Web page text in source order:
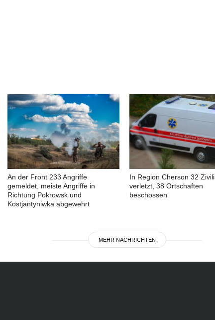
An der Front 233 Angriffe
gemeldet, meiste Angriffe in
Richtung Pokrowsk und
Kostjantyniwka abgewehrt
In Region Cherson 32
verletzt, 38 Ortschaften
beschossen
MEHR NACHRICHTEN